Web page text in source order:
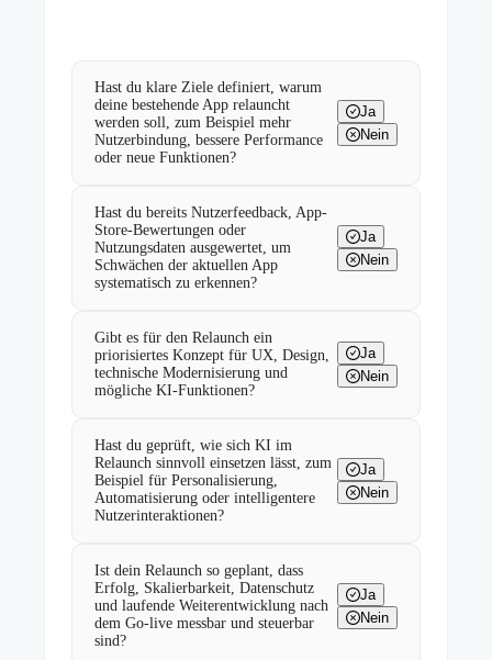
Hast du klare Ziele definiert, warum
deine bestehende App relauncht
werden soll, zum Beispiel mehr
Nutzerbindung, bessere Performance
oder neue Funktionen?
Ja
Nein
Hast du bereits Nutzerfeedback, App-
Store-Bewertungen oder
Nutzungsdaten ausgewertet, um
Schwächen der aktuellen App
systematisch zu erkennen?
Ja
Nein
Gibt es für den Relaunch ein
priorisiertes Konzept für UX, Design,
technische Modernisierung und
mögliche KI-Funktionen?
Ja
Nein
Hast du geprüft, wie sich KI im
Relaunch sinnvoll einsetzen lässt, zum
Beispiel für Personalisierung,
Automatisierung oder intelligentere
Nutzerinteraktionen?
Ja
Nein
Ist dein Relaunch so geplant, dass
Erfolg, Skalierbarkeit, Datenschutz
und laufende Weiterentwicklung nach
dem Go-live messbar und steuerbar
sind?
Ja
Nein